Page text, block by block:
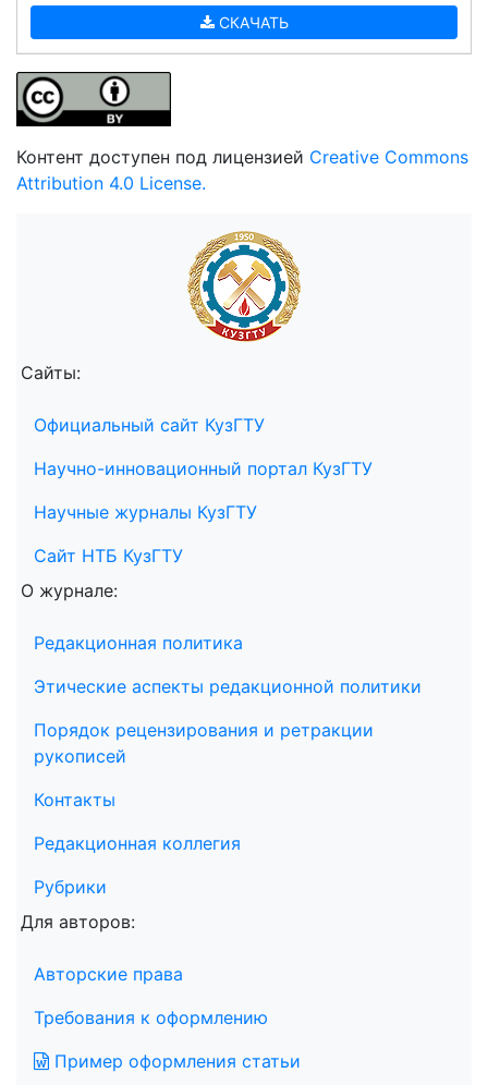
СКАЧАТЬ
Контент доступен под лицензией Creative Commons
Attribution 4.0 License.
Сайты:
Официальный сайт КузГТУ
Научно-инновационный портал КузГТУ
Научные журналы КузГТУ
Сайт НТБ КузГТУ
О журнале:
Редакционная политика
Этические аспекты редакционной политики
Порядок рецензирования и ретракции
рукописей
Контакты
Редакционная коллегия
Рубрики
Для авторов:
Авторские права
Требования к оформлению
Пример оформления статьи